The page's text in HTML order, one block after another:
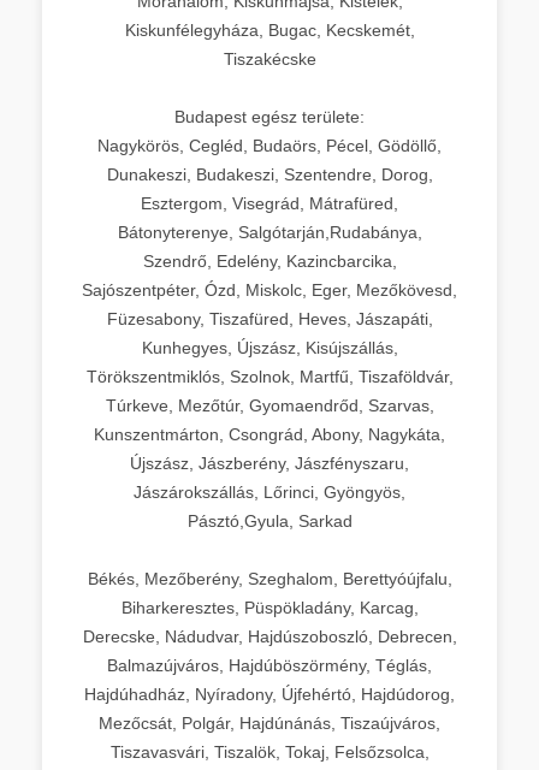
Kiskunfélegyháza, Bugac, Kecskemét,
Tiszakécske
Budapest egész területe:
Nagykörös, Cegléd, Budaörs, Pécel, Gödöllő,
Dunakeszi, Budakeszi, Szentendre, Dorog,
Esztergom, Visegrád, Mátrafüred,
Bátonyterenye, Salgótarján,Rudabánya,
Szendrő, Edelény, Kazincbarcika,
Sajószentpéter, Ózd, Miskolc, Eger, Mezőkövesd,
Füzesabony, Tiszafüred, Heves, Jászapáti,
Kunhegyes, Újszász, Kisújszállás,
Törökszentmiklós, Szolnok, Martfű, Tiszaföldvár,
Túrkeve, Mezőtúr, Gyomaendrőd, Szarvas,
Kunszentmárton, Csongrád, Abony, Nagykáta,
Újszász, Jászberény, Jászfényszaru,
Jászárokszállás, Lőrinci, Gyöngyös,
Pásztó,Gyula, Sarkad
Békés, Mezőberény, Szeghalom, Berettyóújfalu,
Biharkeresztes, Püspökladány, Karcag,
Derecske, Nádudvar, Hajdúszoboszló, Debrecen,
Balmazújváros, Hajdúböszörmény, Téglás,
Hajdúhadház, Nyíradony, Újfehértó, Hajdúdorog,
Mezőcsát, Polgár, Hajdúnánás, Tiszaújváros,
Tiszavasvári, Tiszalök, Tokaj, Felsőzsolca,